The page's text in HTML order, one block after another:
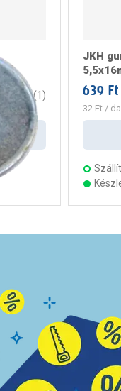
5 (1 )
JKH
639 Ft
32 Ft/